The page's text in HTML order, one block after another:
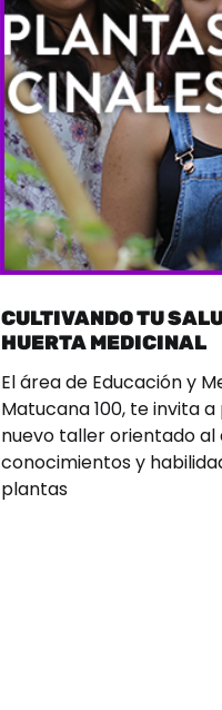
CULTIVANDO TU
HUERTA MEDICINAL
El área de Educación y
Matucana 100, te invita
nuevo taller orientado al
conocimientos y
plantas